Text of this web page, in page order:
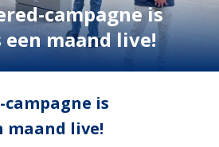
campagne is
maand live!
campagne is
maand live!